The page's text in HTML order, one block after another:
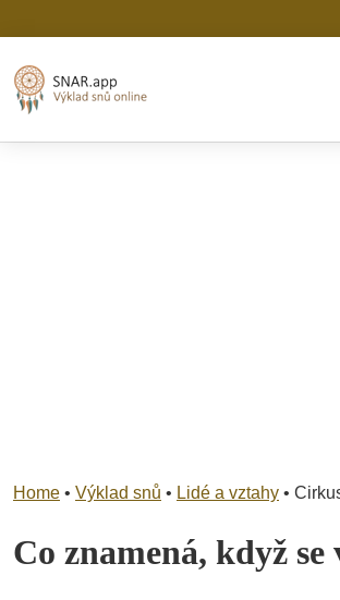
Home • Výklad snů • Lidé a vztahy •
Co znamená, když se